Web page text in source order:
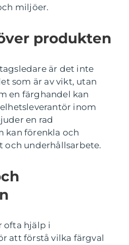
miljöer.
produkten
är det inte
som är av vikt, utan
en färghandel kan
inom
en rad
kan förenkla och
och underhållsarbete.
ofta hjälp i
att förstå vilka färgval